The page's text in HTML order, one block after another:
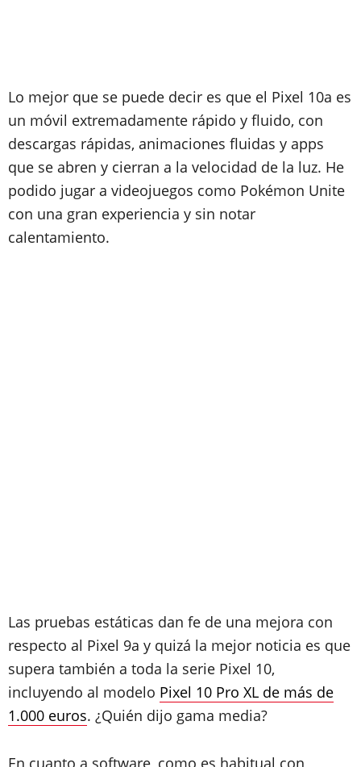
Lo mejor que se puede decir es que el Pixel 10a es
un móvil extremadamente rápido y fluido, con
descargas rápidas, animaciones fluidas y apps
que se abren y cierran a la velocidad de la luz. He
podido jugar a videojuegos como Pokémon Unite
con una gran experiencia y sin notar
calentamiento.
Las pruebas estáticas dan fe de una mejora con
respecto al Pixel 9a y quizá la mejor noticia es que
supera también a toda la serie Pixel 10,
incluyendo al modelo Pixel 10 Pro XL de más de
1.000 euros. ¿Quién dijo gama media?
En cuanto a software, como es habitual con